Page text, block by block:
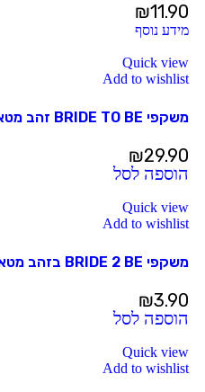
₪11.90
מידע נוסף
Quick view
Add to wishlist
משקפי BRIDE TO BE זהב מטאלי 12 יח’
₪29.90
הוספה לסל
Quick view
Add to wishlist
משקפי BRIDE 2 BE בזהב מטאלי
₪3.90
הוספה לסל
Quick view
Add to wishlist